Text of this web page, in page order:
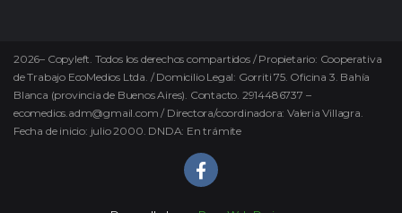
2026– Copyleft. Todos los derechos compartidos / Propietario: Cooperativa
de Trabajo EcoMedios Ltda. / Domicilio Legal: Gorriti 75. Oficina 3. Bahía
Blanca (provincia de Buenos Aires). Contacto. 2914486737 –
ecomedios.adm@gmail.com / Directora/coordinadora: Valeria Villagra.
Fecha de inicio: julio 2000. DNDA: En trámite